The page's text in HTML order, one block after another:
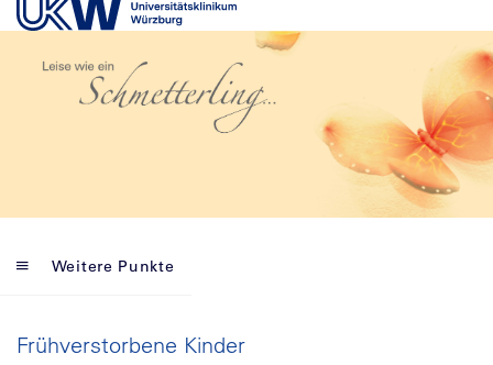
Weitere Punkte
Frühverstorbene Kinder